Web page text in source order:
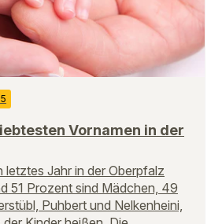
Vornamen in der
letztes Jahr in der Oberpfalz
51 Prozent sind Mädchen, 49
Puhbert und Nelkenheini,